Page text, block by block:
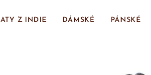
Z INDIE DÁMSKÉ PÁNSKÉ